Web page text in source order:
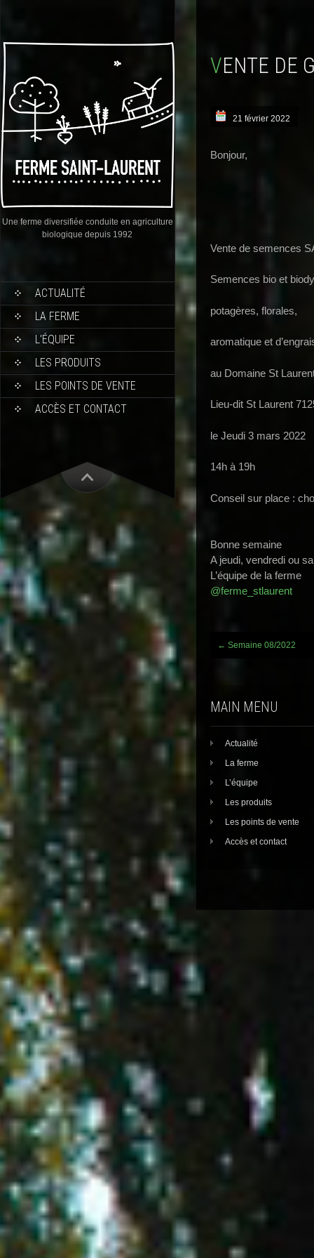
Une ferme diversifiée conduite en agriculture
biologique depuis 1992
ACTUALITÉ
LA FERME
L’ÉQUIPE
LES PRODUITS
LES POINTS DE VENTE
ACCÈS ET CONTACT
VENTE
21 février 2022
Bonjour,
Vente de semences
Semences bio et
potagères, florales,
aromatique et
au Domaine St
Lieu-dit St Laurent
le Jeudi 3 mars 2022
14h à 19h
Conseil sur place :
Bonne semaine
A jeudi, vendredi ou
L’équipe de la ferme
@ferme_stlaurent
Post
navigation
← Semaine 08/2022
MAIN MENU
Actualité
La ferme
L’équipe
Les produits
Les points de vente
Accès et contact